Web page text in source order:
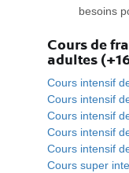
besoins
Cours de
adultes
Cours intensif
Cours intensif
Cours intensif
Cours intensif
Cours intensif
Cours super